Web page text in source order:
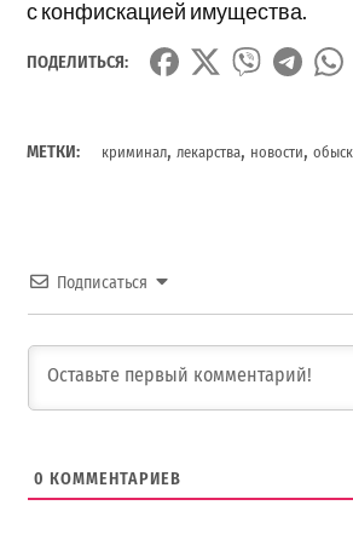
с конфискацией имущества.
ПОДЕЛИТЬСЯ:
МЕТКИ: криминал,лекарства, новости,обыск
Подписаться
0 КОММЕНТАРИЕВ